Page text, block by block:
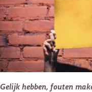
Gelijk hebben, fouten